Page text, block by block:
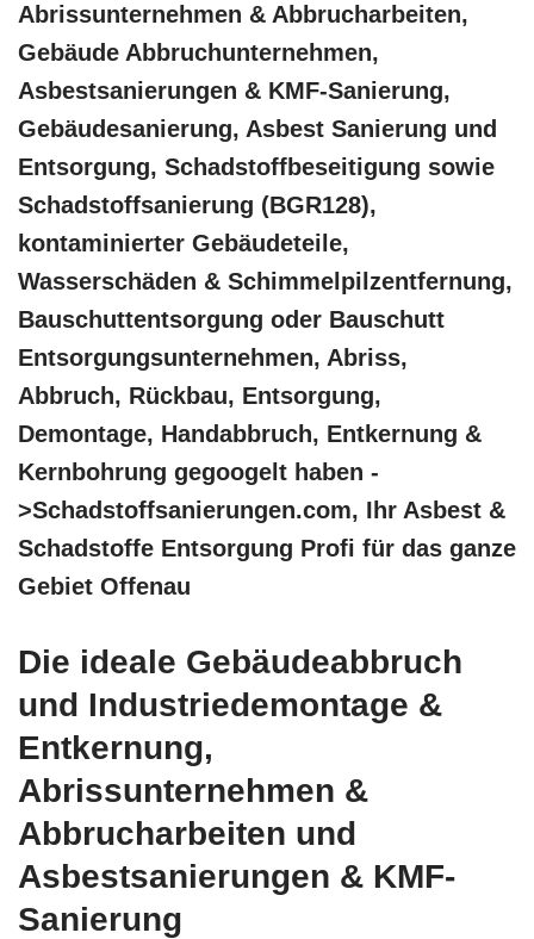
Abrissunternehmen & Abbrucharbeiten,
Gebäude Abbruchunternehmen,
Asbestsanierungen & KMF-Sanierung,
Gebäudesanierung, Asbest Sanierung und
Entsorgung, Schadstoffbeseitigung sowie
Schadstoffsanierung (BGR128),
kontaminierter Gebäudeteile,
Wasserschäden & Schimmelpilzentfernung,
Bauschuttentsorgung oder Bauschutt
Entsorgungsunternehmen, Abriss,
Abbruch, Rückbau, Entsorgung,
Demontage, Handabbruch, Entkernung &
Kernbohrung gegoogelt haben -
>Schadstoffsanierungen.com, Ihr Asbest &
Schadstoffe Entsorgung Profi für das ganze
Gebiet Offenau
Die ideale Gebäudeabbruch
und Industriedemontage &
Entkernung,
Abrissunternehmen &
Abbrucharbeiten und
Asbestsanierungen & KMF-
Sanierung